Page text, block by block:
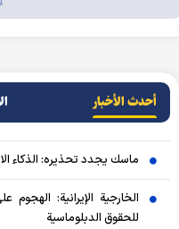
أحدث الأخبار
ماسك يجدد تحذيره: الذكاء
الخارجية الإيرانية:
للحقوق الدبلوماسية